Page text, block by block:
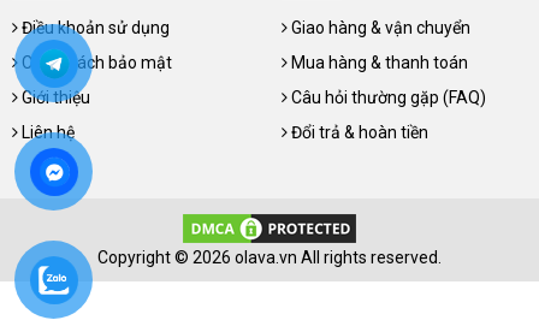
Điều khoản sử dụng
Chính sách bảo mật
Giới thiệu
Liên hệ
Giao hàng & vận chuyển
Mua hàng & thanh toán
Câu hỏi thường gặp (FAQ)
Đổi trả & hoàn tiền
Copyright © 2026 olava.vn All rights reserved.